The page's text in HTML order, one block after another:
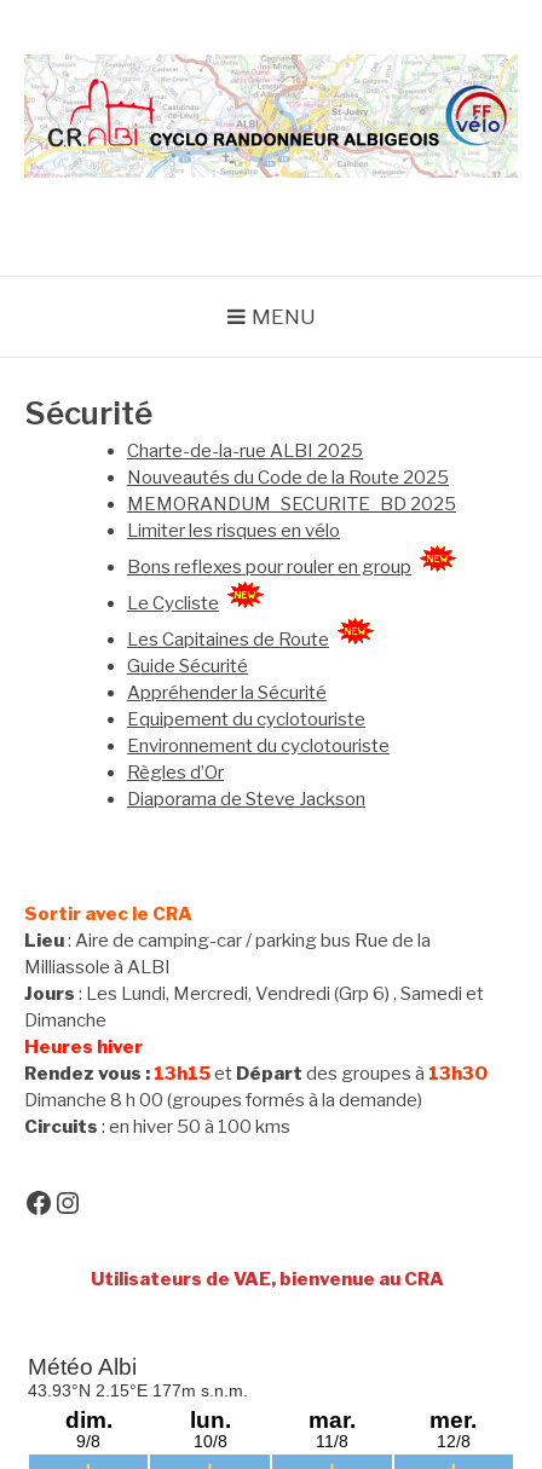
contenu
MENU
Sécurité
Charte-de-la-rue ALBI 2025
Nouveautés du Code de la Route 2025
MEMORANDUM_SECURITE_BD 2025
Limiter les risques en vélo
Bons reflexes pour rouler en group
Le Cycliste
Les Capitaines de Route
Guide Sécurité
Appréhender la Sécurité
Equipement du cyclotouriste
Environnement du cyclotouriste
Règles d’Or
Diaporama de Steve Jackson
Sortir avec le CRA
Lieu: Aire de camping-car / parking bus Rue de la
Milliassole à ALBI
Jours : Les Lundi, Mercredi, Vendredi (Grp 6) , Samedi et
Dimanche
Heures hiver
Rendez vous : 13h15et Départ des groupes à 13h30
Dimanche 8 h 00 (groupes formés à la demande)
Circuits : en hiver 50 à 100 kms
Facebook
Instagram
Utilisateurs de VAE, bienvenue au CRA